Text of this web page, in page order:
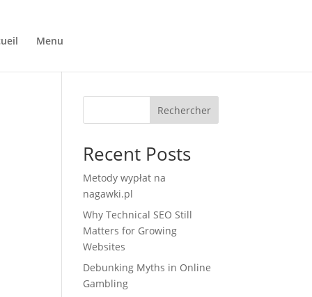
Menu
Rechercher
Recent Posts
Metody wypłat na
nagawki.pl
Why Technical SEO Still
Matters for Growing
Websites
Debunking Myths in Online
Gambling